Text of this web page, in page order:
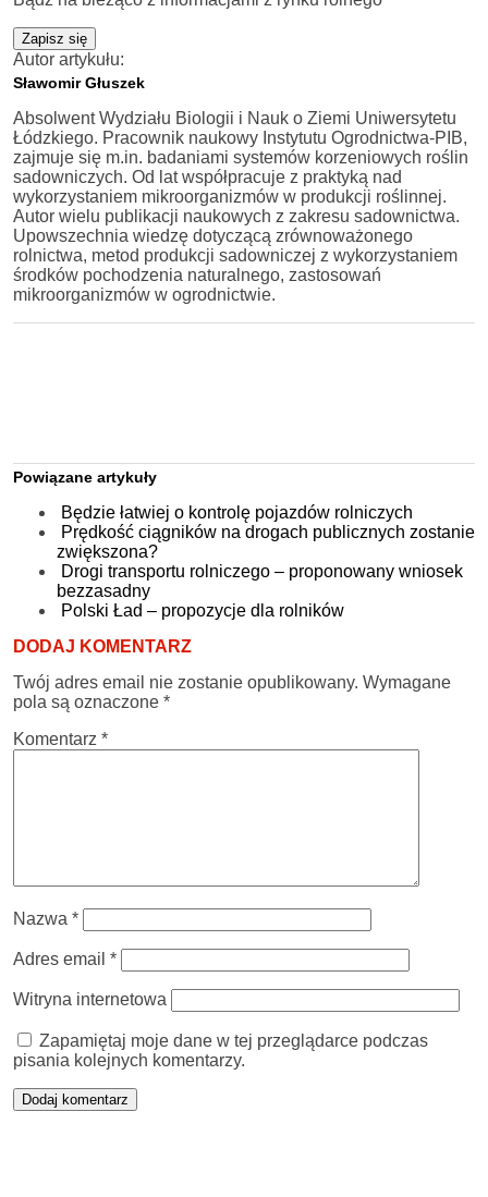
Zapisz się
Autor artykułu:
Sławomir Głuszek
Absolwent Wydziału Biologii i Nauk o Ziemi Uniwersytetu
Łódzkiego. Pracownik naukowy Instytutu Ogrodnictwa-PIB,
zajmuje się m.in. badaniami systemów korzeniowych roślin
sadowniczych. Od lat współpracuje z praktyką nad
wykorzystaniem mikroorganizmów w produkcji roślinnej.
Autor wielu publikacji naukowych z zakresu sadownictwa.
Upowszechnia wiedzę dotyczącą zrównoważonego
rolnictwa, metod produkcji sadowniczej z wykorzystaniem
środków pochodzenia naturalnego, zastosowań
mikroorganizmów w ogrodnictwie.
Powiązane artykuły
Będzie łatwiej o kontrolę pojazdów rolniczych
Prędkość ciągników na drogach publicznych zostanie
zwiększona?
Drogi transportu rolniczego – proponowany wniosek
bezzasadny
Polski Ład – propozycje dla rolników
DODAJ KOMENTARZ
Twój adres email nie zostanie opublikowany. Wymagane
pola są oznaczone *
Komentarz *
Nazwa *
Adres email *
Witryna internetowa
Zapamiętaj moje dane w tej przeglądarce podczas
pisania kolejnych komentarzy.